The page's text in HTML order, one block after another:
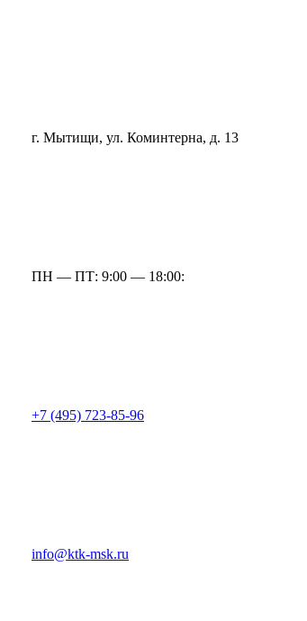
г. Мытищи, ул. Коминтерна, д. 13
ПН — ПТ: 9:00 — 18:00:
+7 (495) 723-85-96
info@ktk-msk.ru